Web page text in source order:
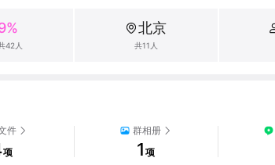
42人
北京
共11人
件
项
群相册
1 项